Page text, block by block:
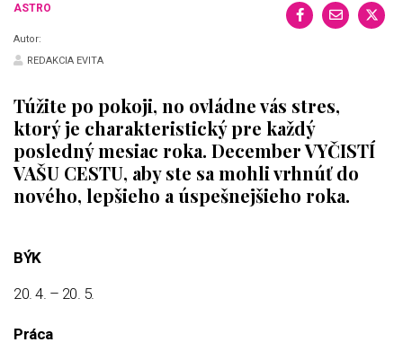
ASTRO
Autor:
REDAKCIA EVITA
Túžite po pokoji, no ovládne vás stres,
ktorý je charakteristický pre každý
posledný mesiac roka. December VYČISTÍ
VAŠU CESTU, aby ste sa mohli vrhnúť do
nového, lepšieho a úspešnejšieho roka.
BÝK
20. 4. – 20. 5.
Práca